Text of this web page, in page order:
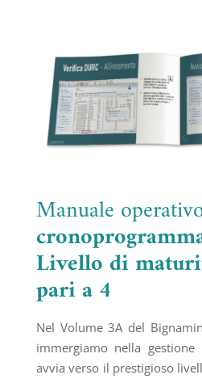
Manuale
Livello di
pari a 4
Nel Volume 3A del
immergiamo nella
avvia verso il prestigioso